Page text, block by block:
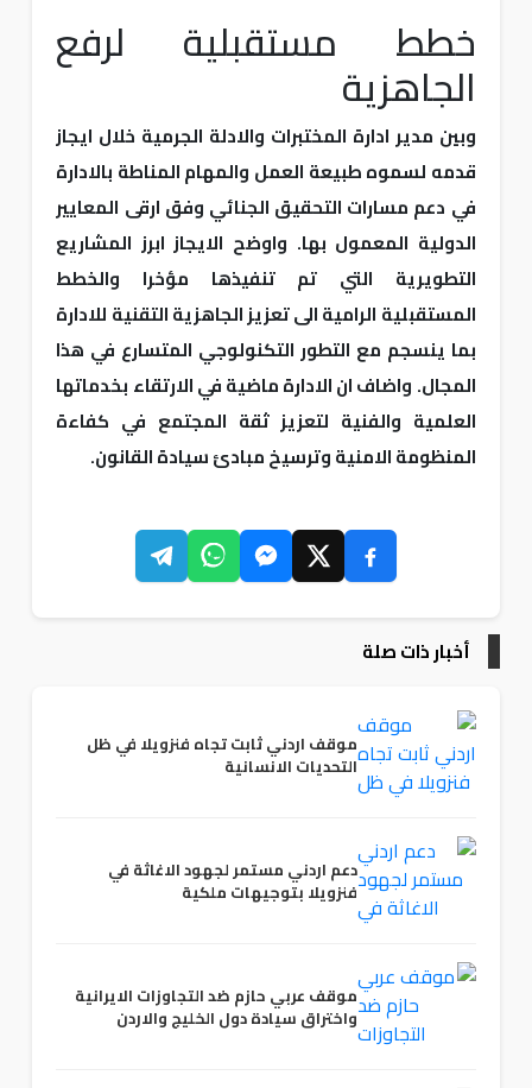
خطط مستقبلية لرفع
الجاهزية
وبين مدير ادارة المختبرات والادلة الجرمية خلال ايجاز
قدمه لسموه طبيعة العمل والمهام المناطة بالادارة
في دعم مسارات التحقيق الجنائي وفق ارقى المعايير
الدولية المعمول بها. واوضح الايجاز ابرز المشاريع
التطويرية التي تم تنفيذها مؤخرا والخطط
المستقبلية الرامية الى تعزيز الجاهزية التقنية للادارة
بما ينسجم مع التطور التكنولوجي المتسارع في هذا
المجال. واضاف ان الادارة ماضية في الارتقاء بخدماتها
العلمية والفنية لتعزيز ثقة المجتمع في كفاءة
المنظومة الامنية وترسيخ مبادئ سيادة القانون.
أخبار ذات صلة
موقف اردني ثابت تجاه فنزويلا في ظل
التحديات الانسانية
دعم اردني مستمر لجهود الاغاثة في
فنزويلا بتوجيهات ملكية
موقف عربي حازم ضد التجاوزات الايرانية
واختراق سيادة دول الخليج والاردن